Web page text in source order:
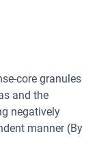
core granules
and the
negatively
manner (By